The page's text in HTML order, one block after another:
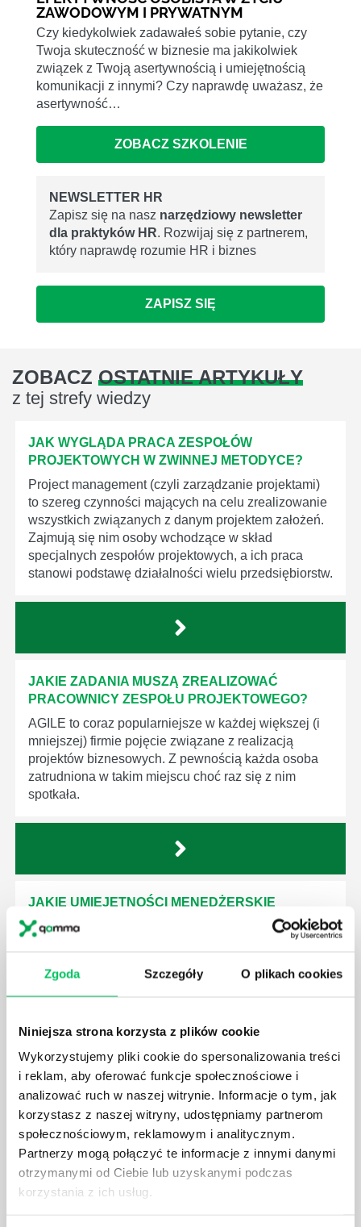
Zgoda Szczegóły O plikach cookies
Niniejsza strona korzysta z plików cookie
Wykorzystujemy pliki cookie do spersonalizowania treści
i reklam, aby oferować funkcje społecznościowe i
analizować ruch w naszej witrynie. Informacje o tym, jak
korzystasz z naszej witryny, udostępniamy partnerom
społecznościowym, reklamowym i analitycznym.
Partnerzy mogą połączyć te informacje z innymi danymi
otrzymanymi od Ciebie lub uzyskanymi podczas
korzystania z ich usług.
ZAWODOWYM I PRYWATNYM
Czy kiedykolwiek zadawałeś sobie pytanie, czy
Twoja skuteczność w biznesie ma jakikolwiek
związek z Twoją asertywnością i umiejętnością
komunikacji z innymi? Czy naprawdę uważasz, że
asertywność…
ZOBACZ SZKOLENIE
NEWSLETTER HR
Zapisz się na nasz narzędziowy newsletter
dla praktyków HR. Rozwijaj się z partnerem,
który naprawdę rozumie HR i biznes
ZAPISZ SIĘ
ZOBACZ OSTATNIE ARTYKUŁY
z tej strefy wiedzy
JAK WYGLĄDA PRACA ZESPOŁÓW
PROJEKTOWYCH W ZWINNEJ METODYCE?
Project management (czyli zarządzanie projektami)
to szereg czynności mających na celu zrealizowanie
wszystkich związanych z danym projektem założeń.
Zajmują się nim osoby wchodzące w skład
specjalnych zespołów projektowych, a ich praca
stanowi podstawę działalności wielu przedsiębiorstw.
JAKIE ZADANIA MUSZĄ ZREALIZOWAĆ
PRACOWNICY ZESPOŁU PROJEKTOWEGO?
AGILE to coraz popularniejsze w każdej większej (i
mniejszej) firmie pojęcie związane z realizacją
projektów biznesowych. Z pewnością każda osoba
zatrudniona w takim miejscu choć raz się z nim
spotkała.
JAKIE UMIEJĘTNOŚCI MENEDŻERSKIE
POWINIEN MIEĆ BRYGADZISTA?
Nawet zespół złożony z doskonale wykształconych i
sprawnie realizować swoich zadań, jeśli zabraknie w
nim odpowiedniego kierownictwa. Zawsze
czynności wykonywane przez pracowników.
JAK BRYGADZISTA MOŻE ROZWINĄĆ SWOJE
KOMPETENCJE MENEDŻERSKIE?
Menedżer to niezwykle ważne stanowisko w każdej
firmie. Osoba je pełniąca jest w pełni odpowiedzialna